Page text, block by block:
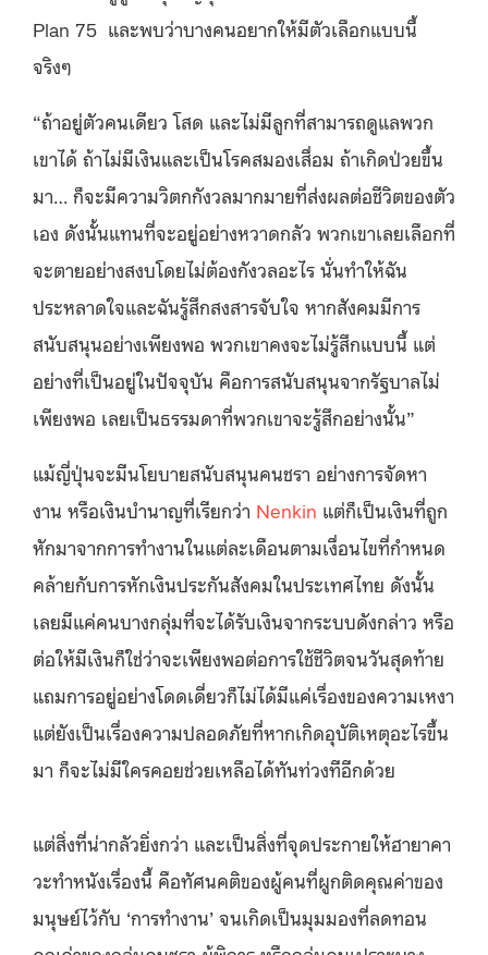
Plan 75 และพบว่าบางคนอยากให้มีตัวเลือกแบบนี้
จริงๆ
“ถ้าอยู่ตัวคนเดียว โสด และไม่มีลูกที่สามารถดูแลพวก
เขาได้ ถ้าไม่มีเงินและเป็นโรคสมองเสื่อม ถ้าเกิดป่วยขึ้น
มา… ก็จะมีความวิตกกังวลมากมายที่ส่งผลต่อชีวิตของตัว
เอง ดังนั้นแทนที่จะอยู่อย่างหวาดกลัว พวกเขาเลยเลือกที่
จะตายอย่างสงบโดยไม่ต้องกังวลอะไร นั่นทำให้ฉัน
ประหลาดใจและฉันรู้สึกสงสารจับใจ หากสังคมมีการ
สนับสนุนอย่างเพียงพอ พวกเขาคงจะไม่รู้สึกแบบนี้ แต่
อย่างที่เป็นอยู่ในปัจจุบัน คือการสนับสนุนจากรัฐบาลไม่
เพียงพอ เลยเป็นธรรมดาที่พวกเขาจะรู้สึกอย่างนั้น”
แม้ญี่ปุ่นจะมีนโยบายสนับสนุนคนชรา อย่างการจัดหา
งาน หรือเงินบำนาญที่เรียกว่า Nenkin แต่ก็เป็นเงินที่ถูก
หักมาจากการทำงานในแต่ละเดือนตามเงื่อนไขที่กำหนด
คล้ายกับการหักเงินประกันสังคมในประเทศไทย ดังนั้น
เลยมีแค่คนบางกลุ่มที่จะได้รับเงินจากระบบดังกล่าว หรือ
ต่อให้มีเงินก็ใช่ว่าจะเพียงพอต่อการใช้ชีวิตจนวันสุดท้าย
แถมการอยู่อย่างโดดเดี่ยวก็ไม่ได้มีแค่เรื่องของความเหงา
แต่ยังเป็นเรื่องความปลอดภัยที่หากเกิดอุบัติเหตุอะไรขึ้น
มา ก็จะไม่มีใครคอยช่วยเหลือได้ทันท่วงทีอีกด้วย
แต่สิ่งที่น่ากลัวยิ่งกว่า และเป็นสิ่งที่จุดประกายให้ฮายาคา
วะทำหนังเรื่องนี้ คือทัศนคติของผู้คนที่ผูกติดคุณค่าของ
มนุษย์ไว้กับ ‘การทำงาน’ จนเกิดเป็นมุมมองที่ลดทอน